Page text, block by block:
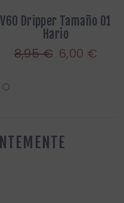
V60 Dripper Tamaño 01
Hario
8,95 € 6,00 €